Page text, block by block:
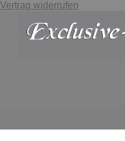
Vertrag widerrufen